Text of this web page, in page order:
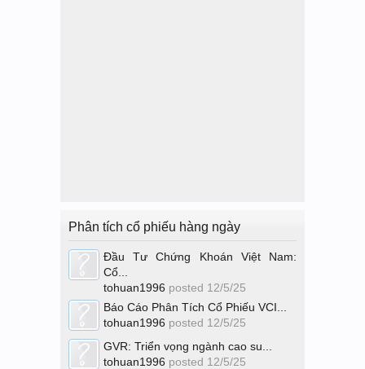
Phân tích cổ phiếu hàng ngày
Đầu Tư Chứng Khoán Việt Nam:
Cổ...
tohuan1996 posted 12/5/25
Báo Cáo Phân Tích Cổ Phiếu VCI...
tohuan1996 posted 12/5/25
GVR: Triển vọng ngành cao su...
tohuan1996 posted 12/5/25